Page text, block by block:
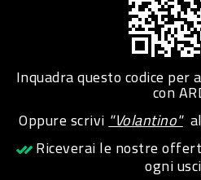
PET
PET
FOOD
Inquadra questo codice per
con
Oppure scrivi"Volantino"al
Riceverai le nostre
ogni